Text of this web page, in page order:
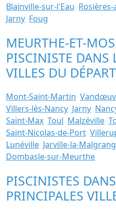
Blainville-sur-l'Eau
Jarny Foug
MEURTHE-ET-
PISCINISTE DANS
VILLES DU
Mont-Saint-Martin
Villers-lès-Nancy Jarny
Saint-Max Toul Malzéville
Saint-Nicolas-de-Port
Lunéville Jarville-la-
Dombasle-sur-Meurthe
PISCINISTES
PRINCIPALES